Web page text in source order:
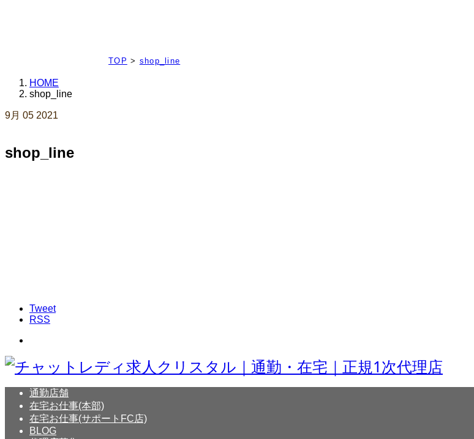
TOP > shop_line
HOME
shop_line
9月 05 2021
shop_line
Tweet
RSS
通勤店舗
在宅お仕事(本部)
在宅お仕事(サポートFC店)
BLOG